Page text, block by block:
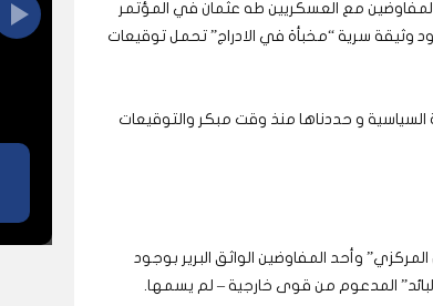
مع العسكريين طه عثمان في المؤتمر
وثيقة سرية “مخبأة في الادراج” تحمل توقيعات
و حددناها منذ وقت مبكر والتوقيعات
وأحد المفاوضين الواثق البرير بوجود
المدعوم من قوى خارجية – لم يسمها.